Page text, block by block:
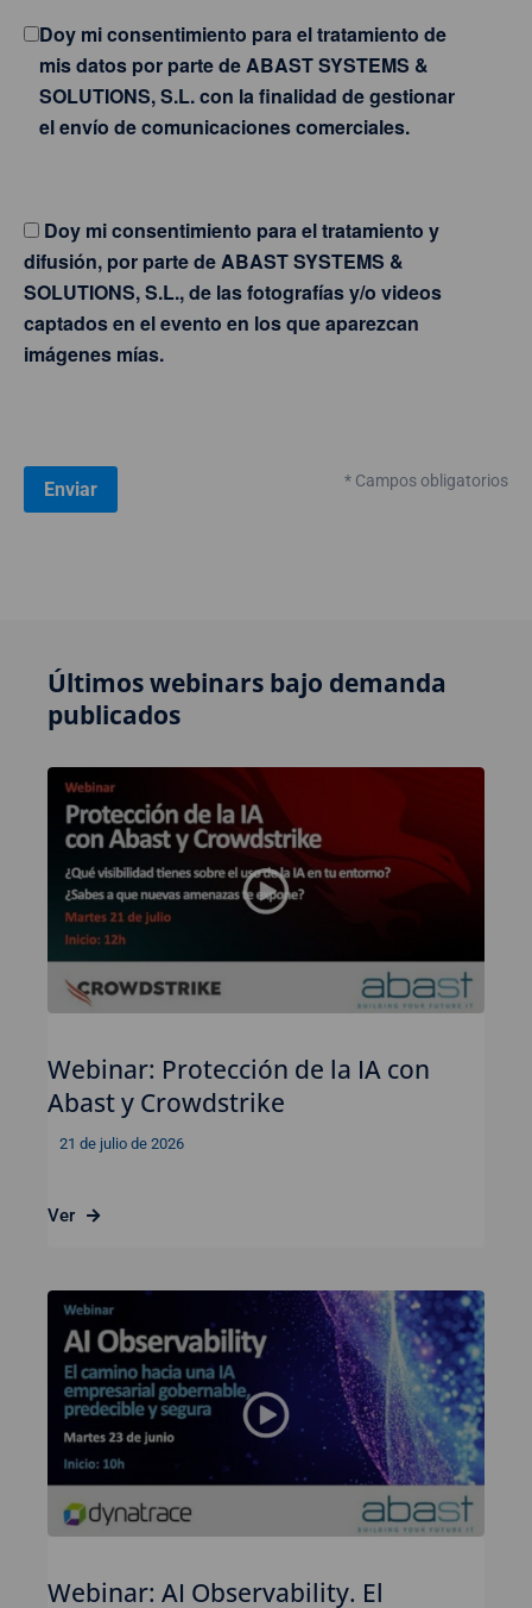
Doy mi consentimiento para el tratamiento de
mis datos por parte de ABAST SYSTEMS &
SOLUTIONS, S.L. con la finalidad de gestionar
el envío de comunicaciones comerciales.
Doy mi consentimiento para el tratamiento y
difusión, por parte de ABAST SYSTEMS &
SOLUTIONS, S.L., de las fotografías y/o videos
captados en el evento en los que aparezcan
imágenes mías.
* Campos obligatorios
Últimos webinars bajo demanda
publicados
Webinar: Protección de la IA con
Abast y Crowdstrike
21 de julio de 2026
Ver
Webinar: AI Observability. El